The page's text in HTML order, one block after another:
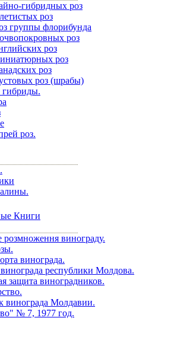
гибридных роз
роз
группы флорибунда
роз
роз
роз
роз
роз (шрабы)
роз.
Книги
розмноження винограду.
винограда.
республики Молдова.
защита виноградников.
винограда Молдавии.
№ 7, 1977 год.